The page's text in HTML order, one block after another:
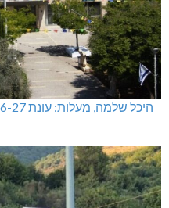
היכל שלמה, מעלות: עונת 26-27